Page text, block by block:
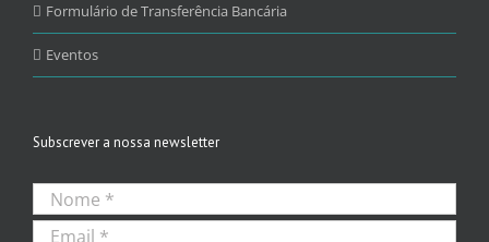
Formulário de Transferência Bancária
Eventos
Subscrever a nossa newsletter